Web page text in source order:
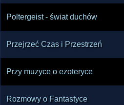
Poltergeist - świat duchów
Przejrzeć Czas i Przestrzeń
Przy muzyce o ezoteryce
Rozmowy o Fantastyce